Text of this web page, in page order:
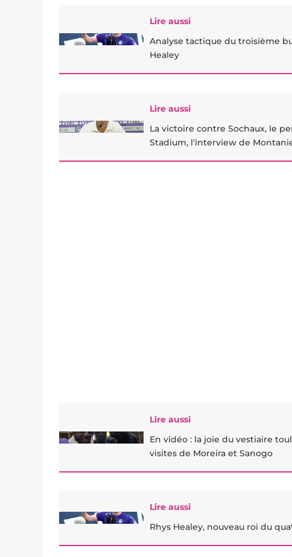
Lire aussi
Analyse tactique du troisième
Healey
Lire aussi
La victoire contre Sochaux, le
Stadium, l'interview de
Lire aussi
En vidéo : la joie du vestiaire
visites de Moreira et Sanogo
Lire aussi
Rhys Healey, nouveau roi du